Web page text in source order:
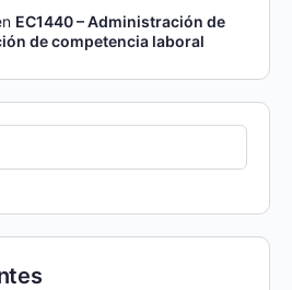
EC1440 – Administración de
de competencia laboral